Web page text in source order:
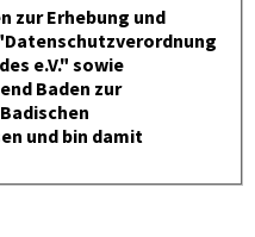
zur Erhebung und
e.V." sowie
Baden zur
und bin damit